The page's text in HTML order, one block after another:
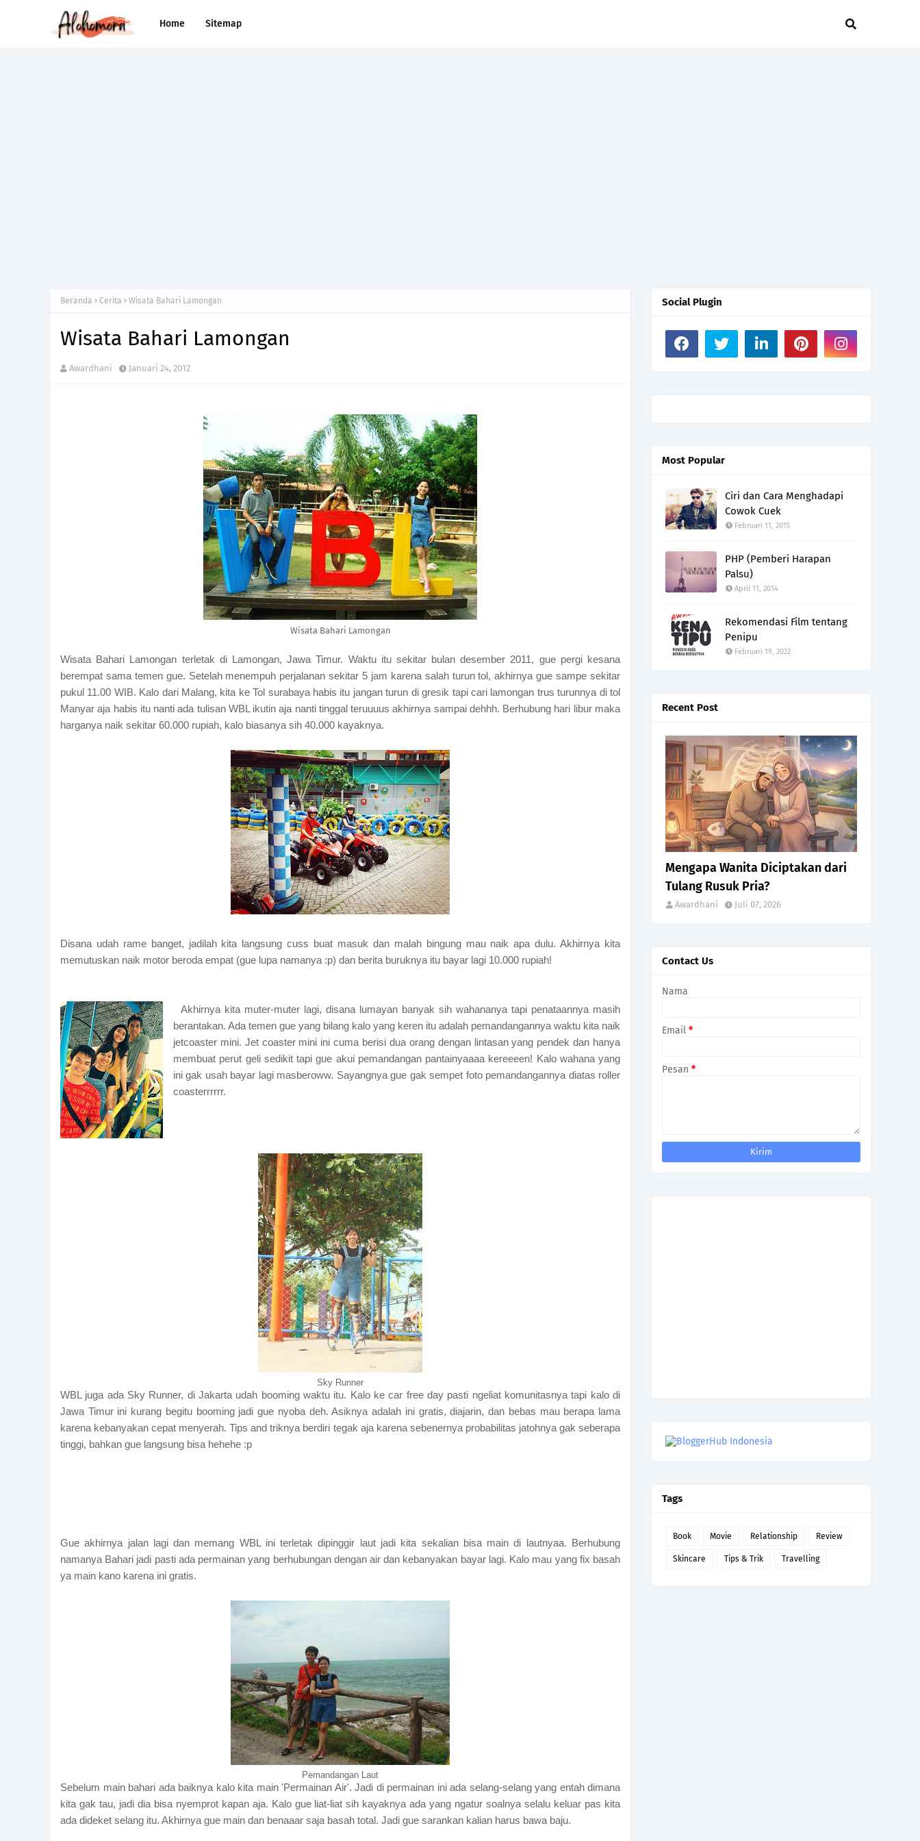
Home Sitemap
Beranda Cerita Wisata Bahari Lamongan
Wisata Bahari Lamongan
Awardhani Januari 24, 2012
Wisata Bahari Lamongan
Wisata Bahari Lamongan terletak di Lamongan, Jawa Timur. Waktu itu sekitar bulan desember 2011, gue pergi kesana
berempat sama temen gue. Setelah menempuh perjalanan sekitar 5 jam karena salah turun tol, akhirnya gue sampe sekitar
pukul 11.00 WIB. Kalo dari Malang, kita ke Tol surabaya habis itu jangan turun di gresik tapi cari lamongan trus turunnya di tol
Manyar aja habis itu nanti ada tulisan WBL ikutin aja nanti tinggal teruuuus akhirnya sampai dehhh. Berhubung hari libur maka
harganya naik sekitar 60.000 rupiah, kalo biasanya sih 40.000 kayaknya.
Disana udah rame banget, jadilah kita langsung cuss buat masuk dan malah bingung mau naik apa dulu. Akhirnya kita
memutuskan naik motor beroda empat (gue lupa namanya :p) dan berita buruknya itu bayar lagi 10.000 rupiah!
Akhirnya kita muter-muter lagi, disana lumayan banyak sih wahananya tapi penataannya masih
berantakan. Ada temen gue yang bilang kalo yang keren itu adalah pemandangannya waktu kita naik
jetcoaster mini. Jet coaster mini ini cuma berisi dua orang dengan lintasan yang pendek dan hanya
membuat perut geli sedikit tapi gue akui pemandangan pantainyaaaa kereeeen! Kalo wahana yang
ini gak usah bayar lagi masberoww. Sayangnya gue gak sempet foto pemandangannya diatas roller
coasterrrrrr.
Sky Runner
WBL juga ada Sky Runner, di Jakarta udah booming waktu itu. Kalo ke car free day pasti ngeliat komunitasnya tapi kalo di
Jawa Timur ini kurang begitu booming jadi gue nyoba deh. Asiknya adalah ini gratis, diajarin, dan bebas mau berapa lama
karena kebanyakan cepat menyerah. Tips and triknya berdiri tegak aja karena sebenernya probabilitas jatohnya gak seberapa
tinggi, bahkan gue langsung bisa hehehe :p
Gue akhirnya jalan lagi dan memang WBL ini terletak dipinggir laut jadi kita sekalian bisa main di lautnyaa. Berhubung
namanya Bahari jadi pasti ada permainan yang berhubungan dengan air dan kebanyakan bayar lagi. Kalo mau yang fix basah
ya main kano karena ini gratis.
Pemandangan Laut
Sebelum main bahari ada baiknya kalo kita main 'Permainan Air'. Jadi di permainan ini ada selang-selang yang entah dimana
kita gak tau, jadi dia bisa nyemprot kapan aja. Kalo gue liat-liat sih kayaknya ada yang ngatur soalnya selalu keluar pas kita
ada dideket selang itu. Akhirnya gue main dan benaaar saja basah total. Jadi gue sarankan kalian harus bawa baju.
Social Plugin
Most Popular
Ciri dan Cara Menghadapi
Cowok Cuek
Februari 11, 2015
PHP (Pemberi Harapan
Palsu)
April 11, 2014
Rekomendasi Film tentang
Penipu
Februari 19, 2022
Recent Post
Mengapa Wanita Diciptakan dari
Tulang Rusuk Pria?
Awardhani Juli 07, 2026
Contact Us
Nama
Email *
Pesan *
Tags
Book Movie Relationship Review
Skincare Tips & Trik Travelling